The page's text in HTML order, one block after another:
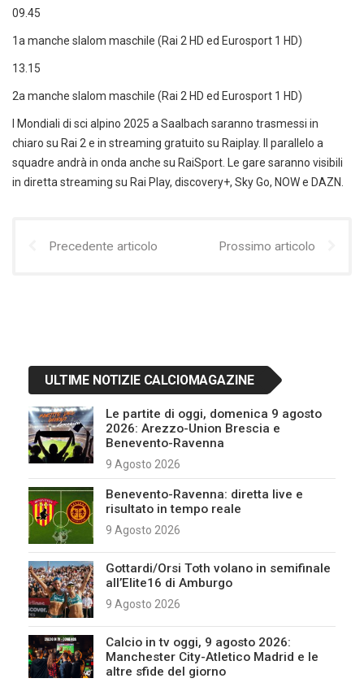
09.45
1a manche slalom maschile (Rai 2 HD ed Eurosport 1 HD)
13.15
2a manche slalom maschile (Rai 2 HD ed Eurosport 1 HD)
I Mondiali di sci alpino 2025 a Saalbach saranno trasmessi in
chiaro su Rai 2 e in streaming gratuito su Raiplay. Il parallelo a
squadre andrà in onda anche su RaiSport. Le gare saranno visibili
in diretta streaming su Rai Play, discovery+, Sky Go, NOW e DAZN.
Precedente articolo Prossimo articolo
ULTIME NOTIZIE CALCIOMAGAZINE
Le partite di oggi, domenica 9 agosto
2026: Arezzo-Union Brescia e
Benevento-Ravenna
9 Agosto 2026
Benevento-Ravenna: diretta live e
risultato in tempo reale
9 Agosto 2026
Gottardi/Orsi Toth volano in semifinale
all’Elite16 di Amburgo
9 Agosto 2026
Calcio in tv oggi, 9 agosto 2026:
Manchester City-Atletico Madrid e le
altre sfide del giorno